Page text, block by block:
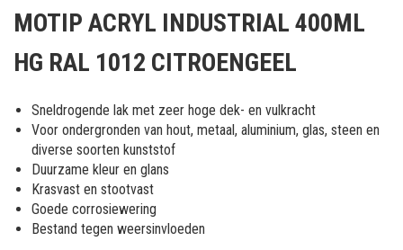
het
van
afbeeldingen-
gallerij
MOTIP ACRYL INDUSTRIAL 400ML
HG RAL 1012 CITROENGEEL
Sneldrogende lak met zeer hoge dek- en vulkracht
Voor ondergronden van hout, metaal, aluminium, glas, steen en
diverse soorten kunststof
Duurzame kleur en glans
Krasvast en stootvast
Goede corrosiewering
Bestand tegen weersinvloeden